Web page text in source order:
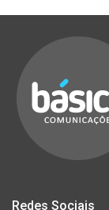
Redes Sociais